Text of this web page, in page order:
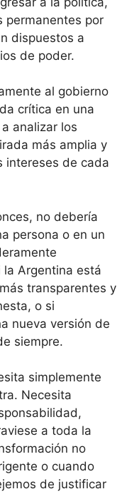
permanentes por
dispuestos a
de poder.
al gobierno
crítica en una
analizar los
más amplia y
intereses de cada
no debería
persona o en un
Argentina está
transparentes y
o si
nueva versión de
siempre.
simplemente
Necesita
a toda la
no
o cuando
de justificar